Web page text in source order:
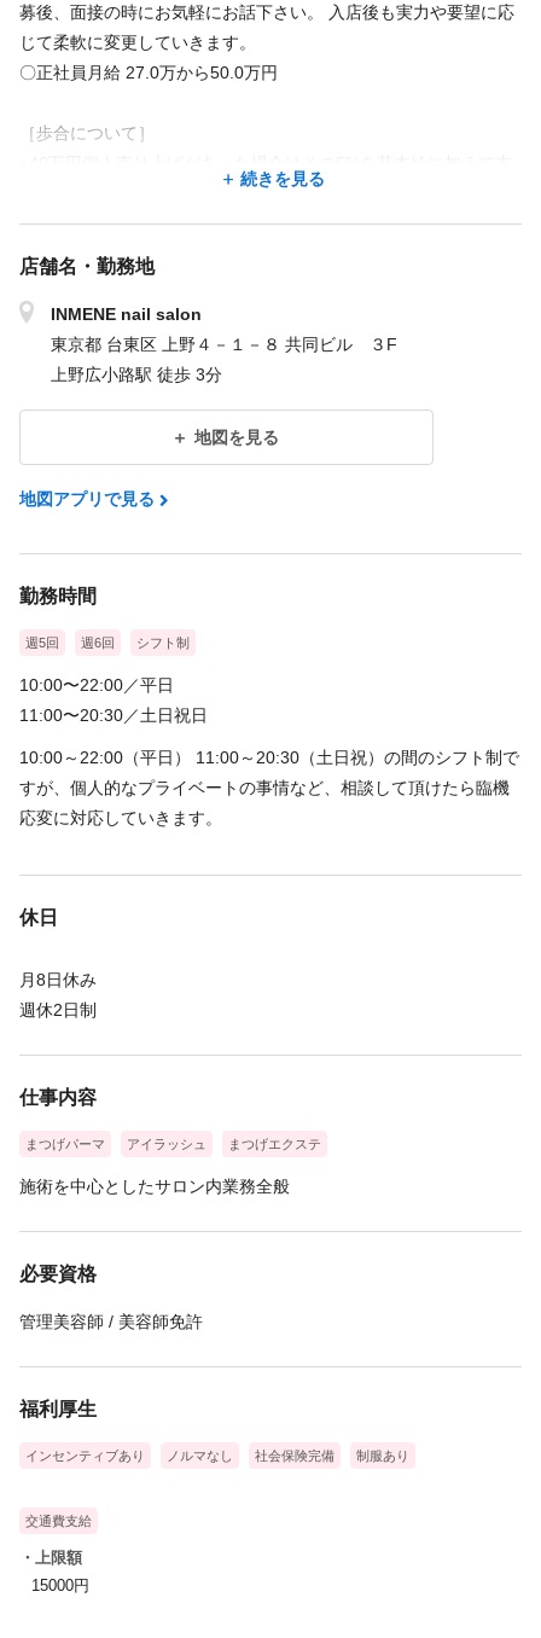
募後、面接の時にお気軽にお話下さい。 入店後も実力や要望に応
じて柔軟に変更していきます。
〇正社員月給 27.0万から50.0万円
［歩合について］
○50万円個人売り上げがあった場合はその6%を基本給に加えて支
給します。
給します。
○交通費支給（15,000／月※応相談可能）
○指名料全額バック（一つの指名で500円）
＜試用期間あり＞ 〜 3ヶ月 / 時給 1,240円 〜 1,500円
続きを見る
店舗名・勤務地
INMENE nail salon
東京都 台東区 上野４－１－８ 共同ビル ３F
上野広小路駅 徒歩 3分
地図を見る
地図アプリで見る
勤務時間
週5回 週6回 シフト制
10:00〜22:00／平日
11:00〜20:30／土日祝日
10:00～22:00（平日） 11:00～20:30（土日祝）の間のシフト制で
すが、個人的なプライベートの事情など、相談して頂けたら臨機
応変に対応していきます。
休日
月8日休み
週休2日制
仕事内容
まつげパーマ アイラッシュ まつげエクステ
施術を中心としたサロン内業務全般
必要資格
管理美容師 / 美容師免許
福利厚生
インセンティブあり ノルマなし 社会保険完備 制服あり
交通費支給
・上限額
15000円